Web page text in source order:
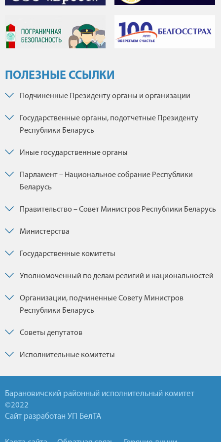
ПОЛЕЗНЫЕ ССЫЛКИ
Подчиненные Президенту органы и организации
Государственные органы, подотчетные Президенту
Республики Беларусь
Иные государственные органы
Парламент – Национальное собрание Республики
Беларусь
Правительство – Совет Министров Республики Беларусь
Министерства
Государственные комитеты
Уполномоченный по делам религий и национальностей
Организации, подчиненные Совету Министров
Республики Беларусь
Советы депутатов
Исполнительные комитеты
Барановичский районный исполнительный комитет
©2022
Сайт разработан УП БелТА